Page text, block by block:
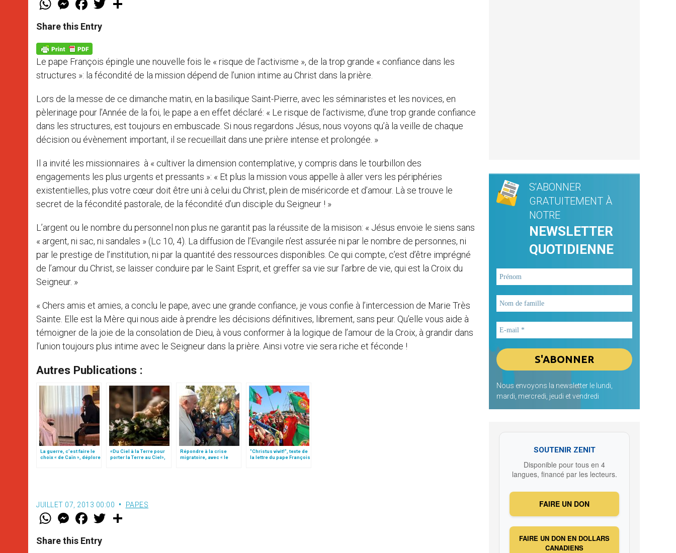
t
s
p
p
e
s
e
g
e
r
a
e
b
k
w
Share this Entry
Le pape François épingle une nouvelle fois le « risque de l’activisme », de la trop grande « confiance dans les
structures »: la fécondité de la mission dépend de l’union intime au Christ dans la prière.
Lors de la messe de ce dimanche matin, en la basilique Saint-Pierre, avec les séminaristes et les novices, en
pèlerinage pour l’Année de la foi, le pape a en effet déclaré: « Le risque de l’activisme, d’une trop grande confiance
dans les structures, est toujours en embuscade. Si nous regardons Jésus, nous voyons qu’à la veille de chaque
décision ou évènement important, il se recueillait dans une prière intense et prolongée. »
Il a invité les missionnaires à « cultiver la dimension contemplative, y compris dans le tourbillon des
engagements les plus urgents et pressants »: « Et plus la mission vous appelle à aller vers les périphéries
existentielles, plus votre cœur doit être uni à celui du Christ, plein de miséricorde et d’amour. Là se trouve le
secret de la fécondité pastorale, de la fécondité d’un disciple du Seigneur ! »
L’argent ou le nombre du personnel non plus ne garantit pas la réussite de la misison: « Jésus envoie le siens sans
« argent, ni sac, ni sandales » (Lc 10, 4). La diffusion de l’Evangile n’est assurée ni par le nombre de personnes, ni
par le prestige de l’institution, ni par la quantité des ressources disponibles. Ce qui compte, c’est d’être imprégné
de l’amour du Christ, se laisser conduire par le Saint Esprit, et greffer sa vie sur l’arbre de vie, qui est la Croix du
Seigneur. »
« Chers amis et amies, a conclu le pape, avec une grande confiance, je vous confie à l’intercession de Marie Très
Sainte. Elle est la Mère qui nous aide à prendre les décisions définitives, librement, sans peur. Qu’elle vous aide à
témoigner de la joie de la consolation de Dieu, à vous conformer à la logique de l’amour de la Croix, à grandir dans
l’union toujours plus intime avec le Seigneur dans la prière. Ainsi votre vie sera riche et féconde !
Autres Publications :
La guerre, c’est faire le
choix « de Caïn », déplore
«Du Ciel à la Terre pour
porter la Terre au Ciel»,
Répondre à la crise
migratoire, avec « le
"Christus vivit!", texte de
la lettre du pape François
JUILLET 07, 2013 00:00 PAPES
W
t
s
M
e
s
e
F
a
e
b
w
Share this Entry
S'ABONNER
GRATUITEMENT À
NOTRE
NEWSLETTER
QUOTIDIENNE
Nous envoyons la newsletter le lundi,
mardi, mercredi, jeudi et vendredi
SOUTENIR ZENIT
Disponible pour tous en 4
langues, financé par les lecteurs.
FAIRE UN DON
FAIRE UN DON EN DOLLARS
CANADIENS